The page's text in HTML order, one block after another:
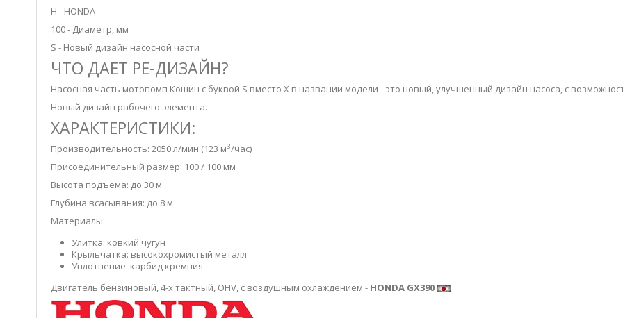
H - HONDA
100 - Диаметр, мм
S - Новый дизайн насосной части
ЧТО ДАЕТ РЕ-ДИЗАЙН?
Насосная часть мотопомп Кошин с буквой S вместо X в названии модели - это новый, улучшенный дизайн насоса, с
Новый дизайн рабочего элемента.
ХАРАКТЕРИСТИКИ:
Производительность: 2050 л/мин (123 м3/час)
Присоединительный размер: 100 / 100 мм
Высота подъема: до 30 м
Глубина всасывания: до 8 м
Материалы:
Улитка: ковкий чугун
Крыльчатка: высокохромистый металл
Уплотнение: карбид кремния
Двигатель бензиновый, 4-х тактный, OHV, с воздушным охлаждением - HONDA GX390